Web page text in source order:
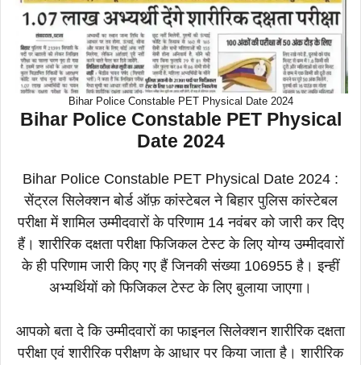
Bihar Police Constable PET Physical Date 2024
Bihar Police Constable PET Physical
Date 2024
Bihar Police Constable PET Physical Date 2024 :
सेंट्रल सिलेक्शन बोर्ड ऑफ़ कांस्टेबल ने बिहार पुलिस कांस्टेबल
परीक्षा में शामिल उम्मीदवारों के परिणाम 14 नवंबर को जारी कर दिए
हैं। शारीरिक दक्षता परीक्षा फिजिकल टेस्ट के लिए योग्य उम्मीदवारों
के ही परिणाम जारी किए गए हैं जिनकी संख्या 106955 है। इन्हीं
अभ्यर्थियों को फिजिकल टेस्ट के लिए बुलाया जाएगा।
आपको बता दे कि उम्मीदवारों का फाइनल सिलेक्शन शारीरिक दक्षता
परीक्षा एवं शारीरिक परीक्षण के आधार पर किया जाता है। शारीरिक